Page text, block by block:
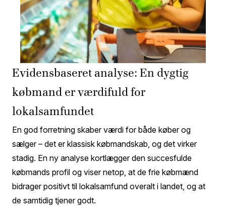
Evidensbaseret analyse: En dygtig
købmand er værdifuld for
lokalsamfundet
En god forretning skaber værdi for både køber og
sælger – det er klassisk købmandskab, og det virker
stadig. En ny analyse kortlægger den succesfulde
købmands profil og viser netop, at de frie købmænd
bidrager positivt til lokalsamfund overalt i landet, og at
de samtidig tjener godt.